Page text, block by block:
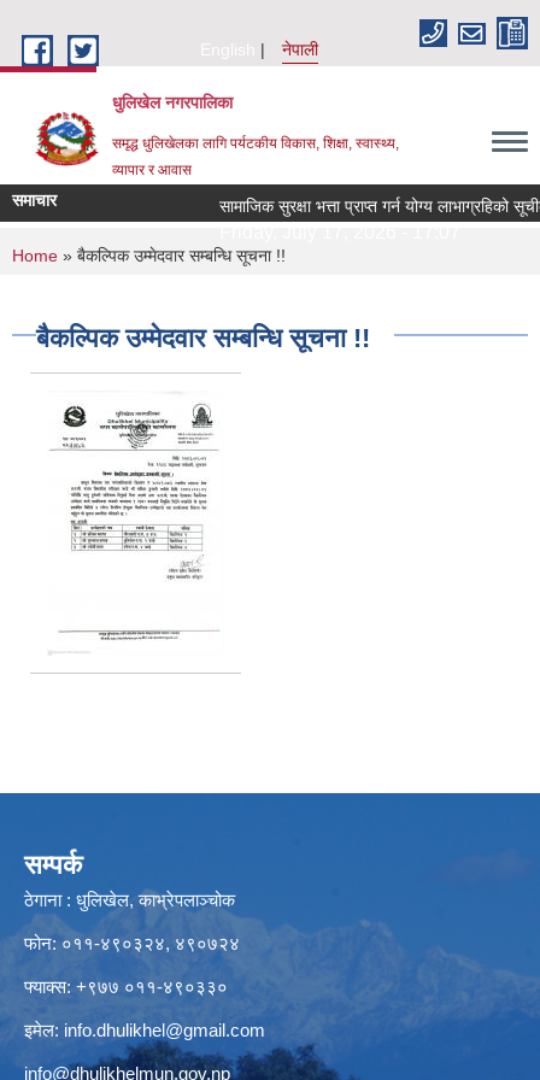
English
नेपाली
धुलिखेल नगरपालिका
समृद्ध धुलिखेलका लागि पर्यटकीय विकास, शिक्षा, स्वास्थ्य,
व्यापार र आवास
समाचार सामाजिक सुरक्षा भत्ता प्राप्त गर्न योग्य
You are here
Home » बैकल्पिक उम्मेदवार सम्बन्धि सूचना !!
बैकल्पिक उम्मेदवार सम्बन्धि सूचना !!
सम्पर्क
ठेगाना : धुलिखेल, काभ्रेपलाञ्चोक
फोन: ०११-४९०३२४, ४९०७२४
फ्याक्स: +९७७ ०११-४९०३३०
इमेल: info.dhulikhel@gmail.com
info@dhulikhelmun.gov.np